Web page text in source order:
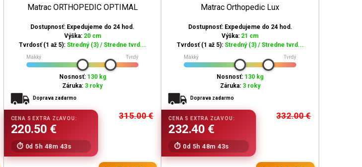
Matrac ORTHOPEDIC OPTIMAL
Dostupnosť: Expedujeme do 24 hod.
Výška: 20 cm
Tvrdosť (1 až 5): Stredný (3) / Stredne tvrd...
Mäkký Tvrdý
Nosnosť: 130 kg
Záruka: 3 roky
Doprava zadarmo
315.00€
0d 5h 48m 42s
Matrac Orthopedic Lux
Dostupnosť: Expedujeme do 24 hod.
Výška: 21 cm
Tvrdosť (1 až 5): Stredný (3) / Stredne tvrd...
Mäkký Tvrdý
Nosnosť: 130 kg
Záruka: 3 roky
Doprava zadarmo
332.00€
0d 5h 48m 42s